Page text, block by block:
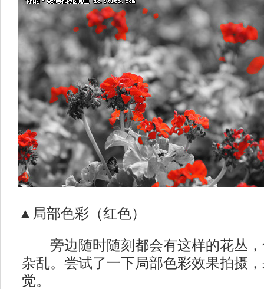
▲局部色彩（红色）
旁边随时随刻都会有这样的花丛，
杂乱。尝试了一下局部色彩效果拍摄
觉。